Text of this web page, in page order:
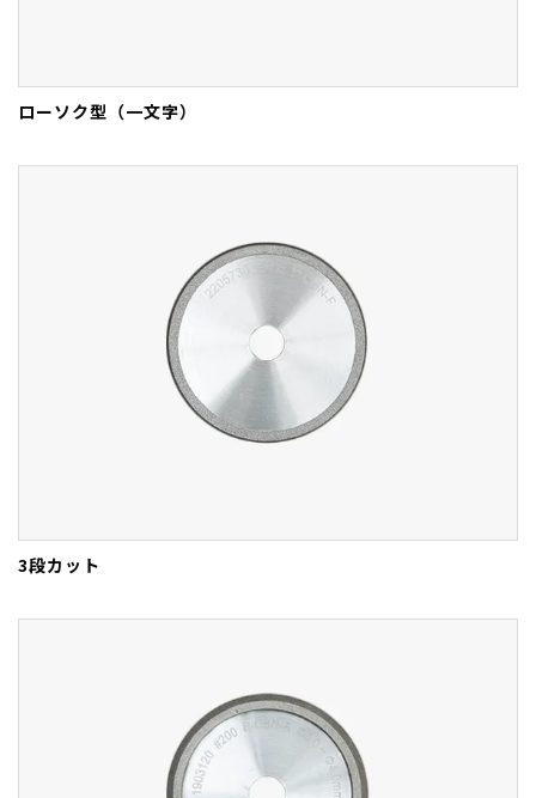
ローソク型（一文字）
3段カット